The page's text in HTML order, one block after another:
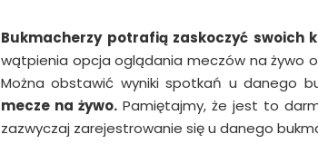
Bukmacherzy potrafią zaskoczyć
wątpienia opcja oglądania meczów na żywo
Można obstawić wyniki spotkań u danego
mecze na żywo.Pamiętajmy, że jest to
zazwyczaj zarejestrowanie się u danego